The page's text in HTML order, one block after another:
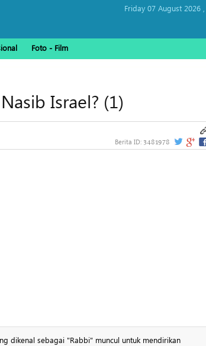
Friday 07 August 2026 ,
Foto - Film
Israel? (1)
Berita ID: 3481978
dikenal sebagai "Rabbi" muncul untuk mendirikan